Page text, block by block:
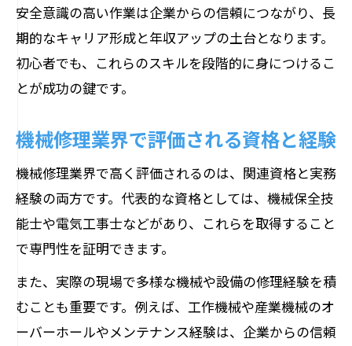
安全意識の高い作業は企業からの信頼につながり、長
期的なキャリア形成と年収アップの土台となります。
初心者でも、これらのスキルを段階的に身につけるこ
とが成功の鍵です。
機械修理業界で評価される資格と経験
機械修理業界で高く評価されるのは、関連資格と実務
経験の両方です。代表的な資格としては、機械保全技
能士や電気工事士などがあり、これらを取得すること
で専門性を証明できます。
また、実際の現場で多様な機械や設備の修理経験を積
むことも重要です。例えば、工作機械や産業機械のオ
ーバーホールやメンテナンス経験は、企業からの信頼